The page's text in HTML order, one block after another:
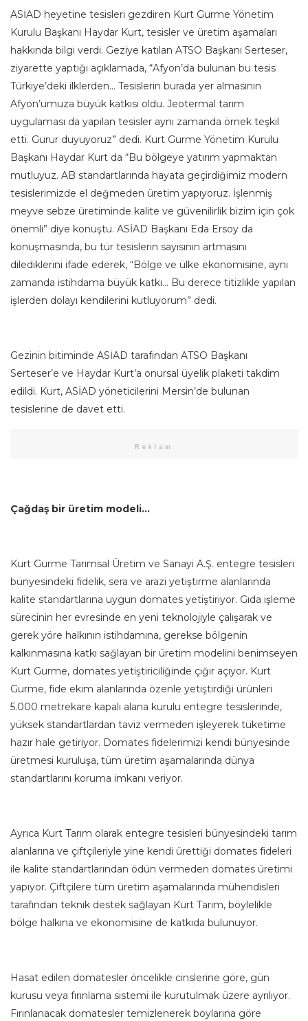
ASİAD heyetine tesisleri gezdiren Kurt Gurme Yönetim
Kurulu Başkanı Haydar Kurt, tesisler ve üretim aşamaları
hakkında bilgi verdi. Geziye katılan ATSO Başkanı Serteser,
ziyarette yaptığı açıklamada, “Afyon’da bulunan bu tesis
Türkiye’deki ilklerden… Tesislerin burada yer almasının
Afyon’umuza büyük katkısı oldu. Jeotermal tarım
uygulaması da yapılan tesisler aynı zamanda örnek teşkil
etti. Gurur duyuyoruz” dedi. Kurt Gurme Yönetim Kurulu
Başkanı Haydar Kurt da “Bu bölgeye yatırım yapmaktan
mutluyuz. AB standartlarında hayata geçirdiğimiz modern
tesislerimizde el değmeden üretim yapıyoruz. İşlenmiş
meyve sebze üretiminde kalite ve güvenilirlik bizim için çok
önemli” diye konuştu. ASİAD Başkanı Eda Ersoy da
konuşmasında, bu tür tesislerin sayısının artmasını
dilediklerini ifade ederek, “Bölge ve ülke ekonomisine, aynı
zamanda istihdama büyük katkı… Bu derece titizlikle yapılan
işlerden dolayı kendilerini kutluyorum” dedi.
Gezinin bitiminde ASİAD tarafından ATSO Başkanı
Serteser’e ve Haydar Kurt’a onursal üyelik plaketi takdim
edildi. Kurt, ASİAD yöneticilerini Mersin’de bulunan
tesislerine de davet etti.
Reklam
Çağdaş bir üretim modeli…
Kurt Gurme Tarımsal Üretim ve Sanayi A.Ş. entegre tesisleri
bünyesindeki fidelik, sera ve arazi yetiştirme alanlarında
kalite standartlarına uygun domates yetiştiriyor. Gıda işleme
sürecinin her evresinde en yeni teknolojiyle çalışarak ve
gerek yöre halkının istihdamına, gerekse bölgenin
kalkınmasına katkı sağlayan bir üretim modelini benimseyen
Kurt Gurme, domates yetiştiriciliğinde çığır açıyor. Kurt
Gurme, fide ekim alanlarında özenle yetiştirdiği ürünleri
5.000 metrekare kapalı alana kurulu entegre tesislerinde,
yüksek standartlardan taviz vermeden işleyerek tüketime
hazır hale getiriyor. Domates fidelerimizi kendi bünyesinde
üretmesi kuruluşa, tüm üretim aşamalarında dünya
standartlarını koruma imkanı veriyor.
Ayrıca Kurt Tarım olarak entegre tesisleri bünyesindeki tarım
alanlarına ve çiftçileriyle yine kendi ürettiği domates fideleri
ile kalite standartlarından ödün vermeden domates üretimi
yapıyor. Çiftçilere tüm üretim aşamalarında mühendisleri
tarafından teknik destek sağlayan Kurt Tarım, böylelikle
bölge halkına ve ekonomisine de katkıda bulunuyor.
Hasat edilen domatesler öncelikle cinslerine göre, gün
kurusu veya fırınlama sistemi ile kurutulmak üzere ayrılıyor.
Fırınlanacak domatesler temizlenerek boylarına göre